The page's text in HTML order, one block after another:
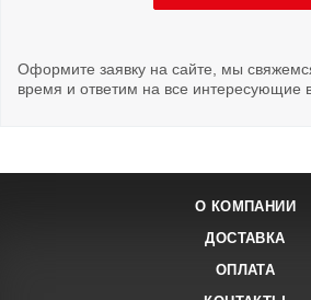
Оформите заявку на сайте, мы
время и ответим на все интересующие
О КОМПАНИИ
ДОСТАВКА
ОПЛАТА